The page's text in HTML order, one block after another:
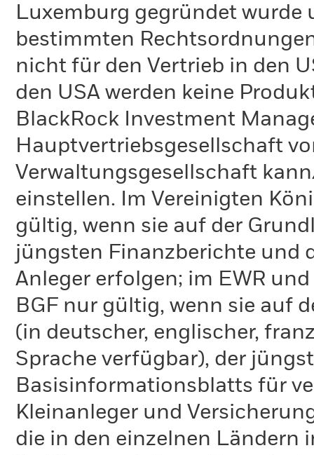
Luxemburg gegründet
bestimmten
nicht für den Vertrieb in den
den USA werden keine
BlackRock Investment
Hauptvertriebsgesellschaft
Verwaltungsgesellschaft
einstellen. Im Vereinigten
gültig, wenn sie auf der
jüngsten Finanzberichte und
Anleger erfolgen; im EWR
BGF nur gültig, wenn sie auf
(in deutscher, englischer,
Sprache verfügbar), der
Basisinformationsblatts für
Kleinanleger und
die in den einzelnen Ländern